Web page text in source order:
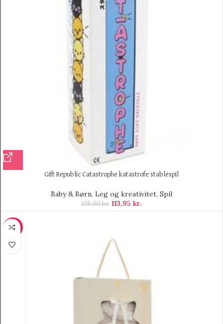
Gift Republic Catastrophe katastrofe stablespil
Baby & Børn, Leg og kreativitet, Spil
125,00kr. 113,95 kr.
-12%